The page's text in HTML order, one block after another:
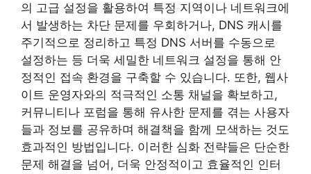
의 고급 설정을 활용하여 특정 지역이나 네트워크에
서 발생하는 차단 문제를 우회하거나, DNS 캐시를
주기적으로 정리하고 특정 DNS 서버를 수동으로
설정하는 등 더욱 세밀한 네트워크 설정을 통해 안
정적인 접속 환경을 구축할 수 있습니다. 또한, 웹사
이트 운영자와의 적극적인 소통 채널을 확보하고,
커뮤니티나 포럼을 통해 유사한 문제를 겪는 사용자
들과 정보를 공유하며 해결책을 함께 모색하는 것도
효과적인 방법입니다. 이러한 심화 전략들은 단순한
문제 해결을 넘어, 더욱 안정적이고 효율적인 인터